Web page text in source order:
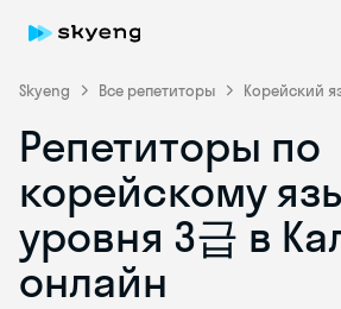
Skyeng Все репетиторы Корейский
Репетиторы по
корейскому
уровня 3급 в
онлайн
Skyeng Chat